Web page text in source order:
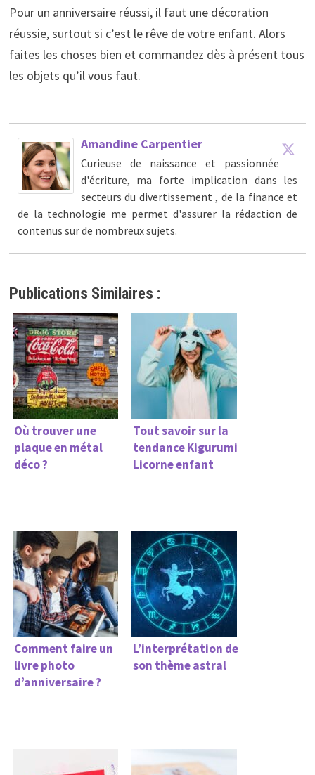
Pour un anniversaire réussi, il faut une décoration
réussie, surtout si c’est le rêve de votre enfant. Alors
faites les choses bien et commandez dès à présent tous
les objets qu’il vous faut.
Amandine Carpentier
Curieuse de naissance et passionnée
d'écriture, ma forte implication dans les
secteurs du divertissement , de la finance et
de la technologie me permet d'assurer la rédaction de
contenus sur de nombreux sujets.
Publications Similaires :
Où trouver une
plaque en métal
déco ?
Tout savoir sur la
tendance Kigurumi
Licorne enfant
Comment faire un
livre photo
d’anniversaire ?
L’interprétation de
son thème astral